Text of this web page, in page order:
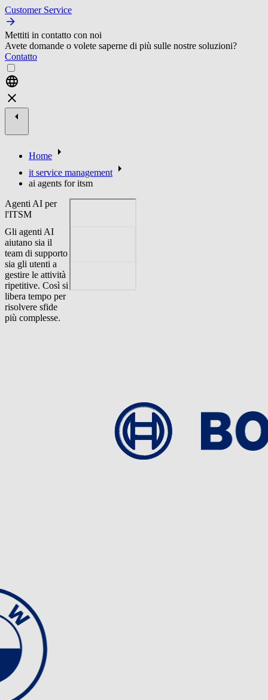
Customer Service
Mettiti in contatto con noi
Avete domande o volete saperne di più sulle nostre soluzioni?
Contatto
Home
it service management
ai agents for itsm
Agenti AI per
l'ITSM
Gli agenti AI
aiutano sia il
team di supporto
sia gli utenti a
gestire le attività
ripetitive. Così si
libera tempo per
risolvere sfide
più complesse.